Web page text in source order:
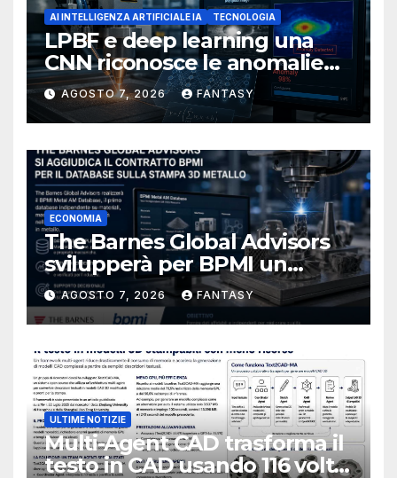
AI INTELLIGENZA ARTIFICIALE IA TECNOLOGIA
LPBF e deep learning una
CNN riconosce le anomalie
del bagno di fusione
AGOSTO 7, 2026 FANTASY
ECONOMIA
The Barnes Global Advisors
svilupperà per BPMI un
database per la stampa 3D
metallica destinata alla filiera
navale statunitense
AGOSTO 7, 2026 FANTASY
ULTIME NOTIZIE
Multi-Agent CAD trasforma il
testo in CAD usando 116 volte